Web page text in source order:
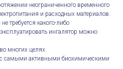
неограниченного временного
и расходных материалов.
требуется какого-либо
ингалятор можно
многих целях.
самыми активными биохимическими